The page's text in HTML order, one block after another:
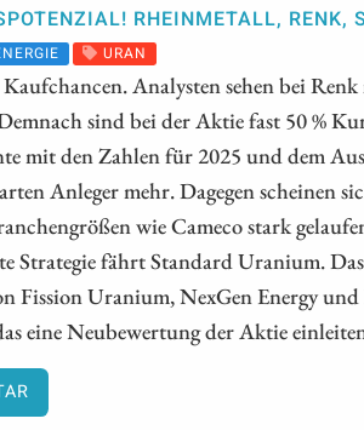
RHEINMETALL, RENK,
URAN
Analysten sehen bei
sind bei der Aktie fast 50 %
mit den Zahlen für 2025 und dem
Anleger mehr. Dagegen scheinen
wie Cameco stark
Strategie fährt Standard Uranium.
Fission Uranium, NexGen Energy
eine Neubewertung der Aktie